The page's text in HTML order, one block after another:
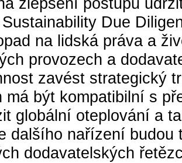
Due
na lidská práva a
provozech a
zavést strategický
má být kompatibilní s
globální oteplování a
dalšího nařízení
dodavatelských